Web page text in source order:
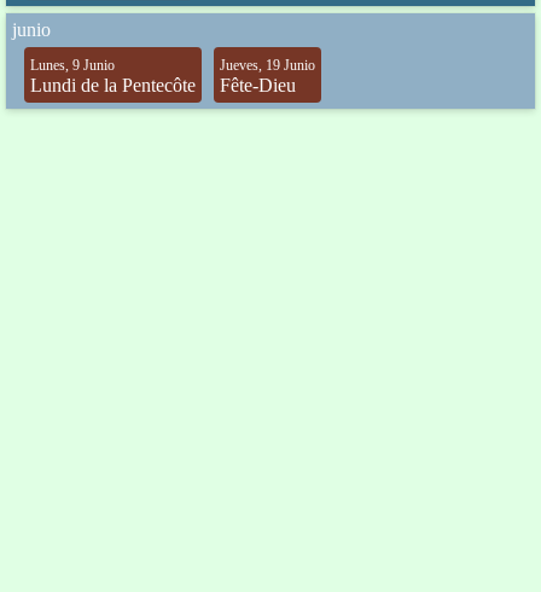
junio
Lunes, 9 Junio
Lundi de la Pentecôte
Jueves, 19 Junio
Fête-Dieu